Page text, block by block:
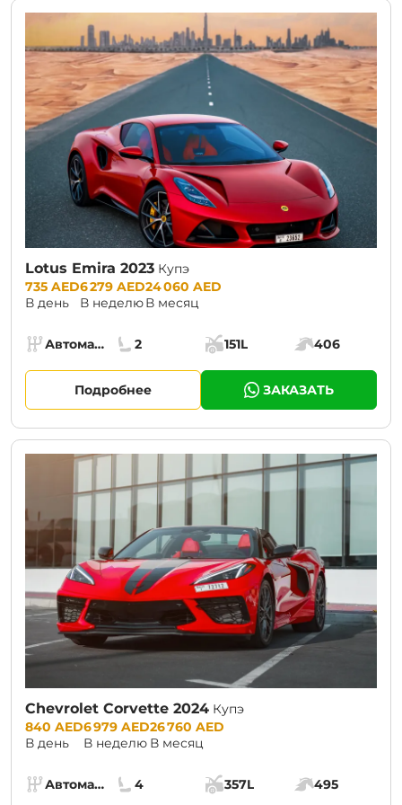
Lotus Emira 2023 Купэ
Prices:
735 AED
В день
6 279 AED
В неделю
24 060 AED
В месяц
Specs:
Коробка передач:
Автомат (АКПП)
Места:
2
Объём багажника:
151L
Мощность
406
Подробнее ЗАКАЗАТЬ
Chevrolet Сorvette 2024 Купэ
Prices:
840 AED
В день
6 979 AED
В неделю
26 760 AED
В месяц
Specs:
Коробка передач:
Автомат (АКПП)
Места:
4
Объём багажника:
357L
Мощность
495